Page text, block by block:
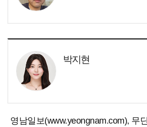
박지현
영남일보(www.yeongnam.com), 무